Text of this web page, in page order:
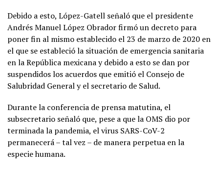
Debido a esto, López-Gatell señaló que el presidente
Andrés Manuel López Obrador firmó un decreto para
poner fin al mismo establecido el 23 de marzo de 2020 en
el que se estableció la situación de emergencia sanitaria
en la República mexicana y debido a esto se dan por
suspendidos los acuerdos que emitió el Consejo de
Salubridad General y el secretario de Salud.
Durante la conferencia de prensa matutina, el
subsecretario señaló que, pese a que la OMS dio por
terminada la pandemia, el virus SARS-CoV-2
permanecerá – tal vez – de manera perpetua en la
especie humana.